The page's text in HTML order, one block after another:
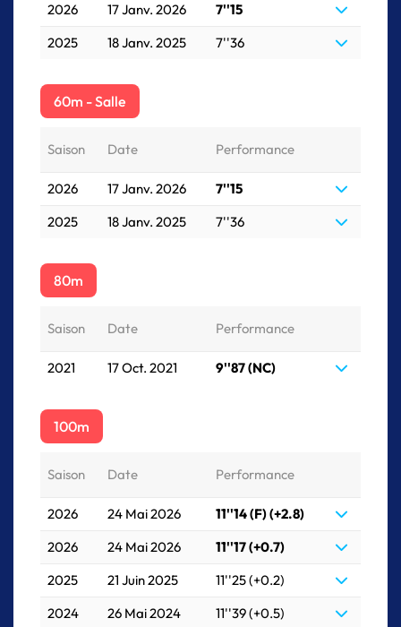
2026 17 Janv. 2026
7''15
2025
18 Janv. 2025 7''36
60m - Salle
Saison Date Performance
2026 17 Janv. 2026
7''15
2025
18 Janv. 2025 7''36
80m
Saison Date Performance
2021 17 Oct. 2021 9''87 (NC)
100m
Saison Date Performance
2026 24 Mai 2026
11''14 (F) (+2.8)
2026
24 Mai 2026
11''17 (+0.7)
2025
21 Juin 2025
11''25 (+0.2)
2024
26 Mai 2024
11''39 (+0.5)